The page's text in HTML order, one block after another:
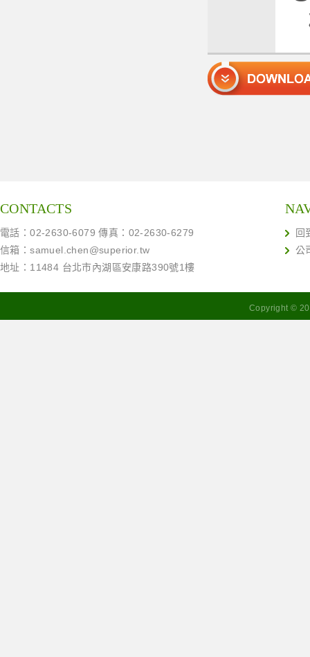
CONTACTS
電話：02-2630-6079 傳真：02-2630-6279
信箱：samuel.chen@superior.tw
地址：11484 台北市內湖區安康路390號1樓
回
公
Copyright ©